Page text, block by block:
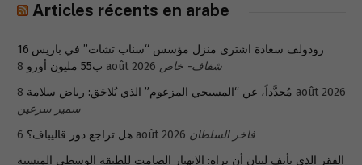
Articles récents en arabe
رودولف سعادة اشترى منزل مؤسس “سناب تشات” في باريس 16
ب55 مليون أورو 8 août 2026 شفاف- خاص
مُجدَّداً، عن “المسيحي المزعوم” الذي يُلاحَق: رياض سلامة 8 août 2026
سمير سرعين
هل تراجع دور قاليباف؟ 6 août 2026 فاخر السلطان
الفقر الذي يأنف لبنان أن يراه: الانهيار الصامت للطبقة الوسطى المنسية